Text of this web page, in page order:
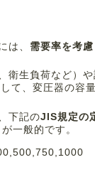
は、 需要率を考慮
衛生負荷など）
て、変圧器の容
下記のJIS規定の
一般的です。
500 750 1000